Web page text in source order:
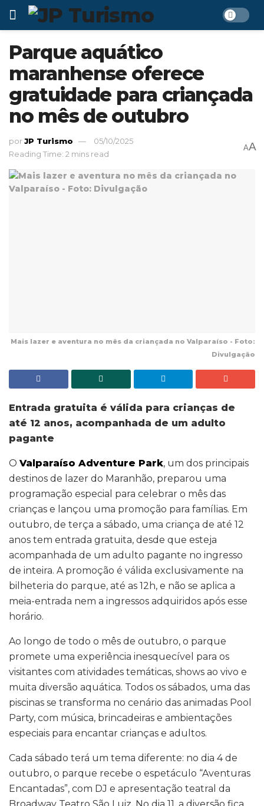
Parque aquático
maranhense oferece
gratuidade para criançada
no mês de outubro
porJP Turismo
05/10/2025
Reading Time: 2 mins read
AA
Mais lazer e aventura no mês da criançada no Valparaíso - Foto:
Divulgação
Entrada gratuita é válida para crianças de
até 12 anos, acompanhada de um adulto
pagante
O Valparaíso Adventure Park, um dos principais
destinos de lazer do Maranhão, preparou uma
programação especial para celebrar o mês das
crianças e lançou uma promoção para famílias. Em
outubro, de terça a sábado, uma criança de até 12
anos tem entrada gratuita, desde que esteja
acompanhada de um adulto pagante no ingresso
de inteira. A promoção é válida exclusivamente na
bilheteria do parque, até as 12h, e não se aplica a
meia-entrada nem a ingressos adquiridos após esse
horário.
Ao longo de todo o mês de outubro, o parque
promete uma experiência inesquecível para os
visitantes com atividades temáticas, shows ao vivo e
muita diversão aquática. Todos os sábados, uma das
piscinas se transforma no cenário das animadas Pool
Party, com música, brincadeiras e ambientações
especiais para encantar crianças e adultos.
Cada sábado terá um tema diferente: no dia 4 de
outubro, o parque recebe o espetáculo “Aventuras
Encantadas”, com DJ e apresentação teatral da